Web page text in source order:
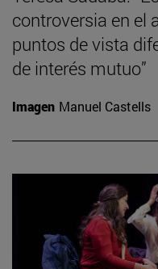
controversia en el
puntos de vista
de interés mutuo”
Imagen Manuel Castells